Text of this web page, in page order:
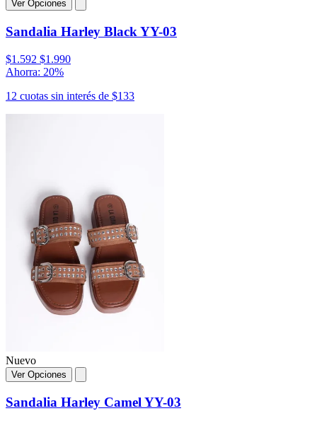
Ver Opciones
Sandalia Harley Black YY-03
$1.592 $1.990
Ahorra: 20%
12 cuotas sin interés de $133
Nuevo
Ver Opciones
Sandalia Harley Camel YY-03